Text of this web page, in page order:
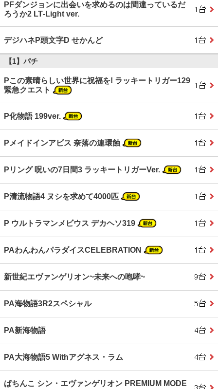
PFダンジョンに出会いを求めるのは間違っているだ
ろうか2 LT‐Light ver.
デジハネP頭文字D せかんど
【1】パチ
Pこの素晴らしい世界に祝福を! ラッキートリガー129
緊急クエスト
P化物語 199ver.
Pメイドインアビス 奈落の連環蝕
Pリング 呪いの7日間3 ラッキートリガーVer.
P清流物語4 ヌシを求めて4000匹
P ウルトラマンメビウス デカヘソ319
PAわんわんパラダイスCELEBRATION
新世紀エヴァンゲリオン~未来への咆哮~
PA海物語3R2スペシャル
PA新海物語
PA大海物語5 Withアグネス・ラム
ぱちんこ シン・エヴァンゲリオン PREMIUM MODE